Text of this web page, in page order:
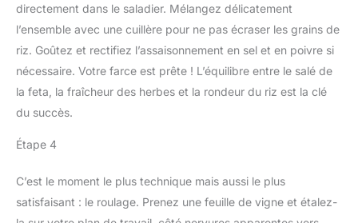
directement dans le saladier. Mélangez délicatement
l’ensemble avec une cuillère pour ne pas écraser les grains de
riz. Goûtez et rectifiez l’assaisonnement en sel et en poivre si
nécessaire. Votre farce est prête ! L’équilibre entre le salé de
la feta, la fraîcheur des herbes et la rondeur du riz est la clé
du succès.
Étape 4
C’est le moment le plus technique mais aussi le plus
satisfaisant : le roulage. Prenez une feuille de vigne et étalez-